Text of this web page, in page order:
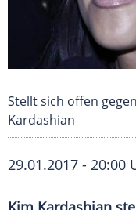
Stellt sich offen
Kardashian
29.01.2017 - 20:00